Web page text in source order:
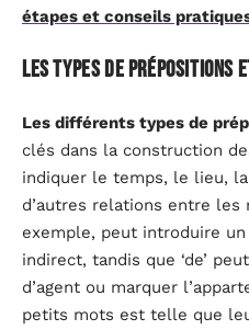
étapes et conseils
Les types de prépositions
Les différents types de
clés dans la construction
indiquer le temps, le lieu,
d’autres relations entre les
exemple, peut introduire
indirect, tandis que ‘de’
d’agent ou marquer
petits mots est telle que